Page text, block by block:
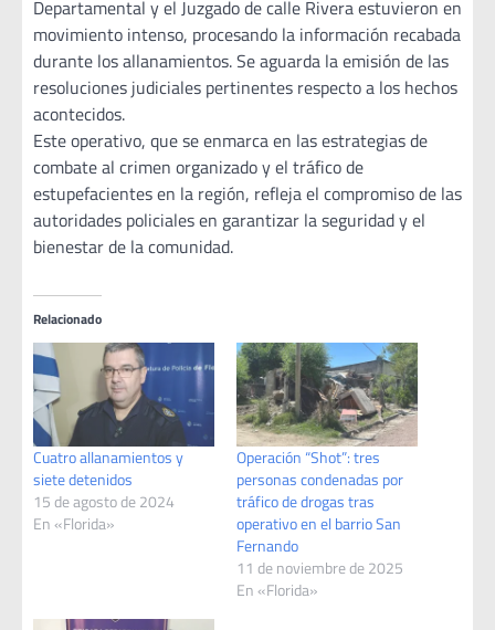
Departamental y el Juzgado de calle Rivera estuvieron en
movimiento intenso, procesando la información recabada
durante los allanamientos. Se aguarda la emisión de las
resoluciones judiciales pertinentes respecto a los hechos
acontecidos.
Este operativo, que se enmarca en las estrategias de
combate al crimen organizado y el tráfico de
estupefacientes en la región, refleja el compromiso de las
autoridades policiales en garantizar la seguridad y el
bienestar de la comunidad.
Relacionado
Cuatro allanamientos y
siete detenidos
15 de agosto de 2024
En «Florida»
Operación “Shot”: tres
personas condenadas por
tráfico de drogas tras
operativo en el barrio San
Fernando
11 de noviembre de 2025
En «Florida»